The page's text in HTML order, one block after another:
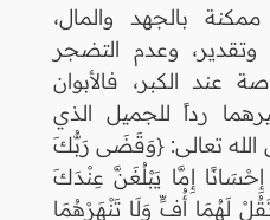
بالجهد والمال،
وعدم التضجر
عند الكبر، فالأبوان
رداً للجميل الذي
الله تعالى: {وَقَضَى رَبُّكَ
إِحْسَانًا إِمَّا يَبْلُغَنَّ عِنْدَكَ
لَهُمَا أُفٍّ وَلَا تَنْهَرْهُمَا